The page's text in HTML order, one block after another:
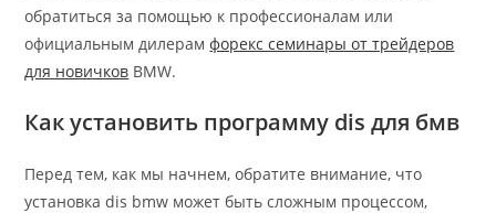
обратиться за помощью к профессионалам или
официальным дилерамфорекс семинары от трейдеров
для новичков BMW.
Как установить программу dis для бмв
Перед тем, как мы начнем, обратите внимание, что
установка dis bmw может быть сложным процессом,